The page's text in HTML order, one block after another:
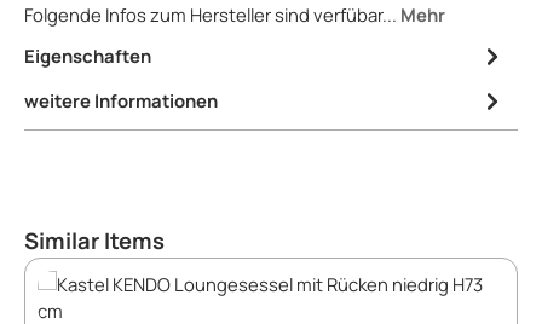
Folgende Infos zum Hersteller sind verfübar... Mehr
Eigenschaften
weitere Informationen
Produktgalerie überspringen
Similar Items